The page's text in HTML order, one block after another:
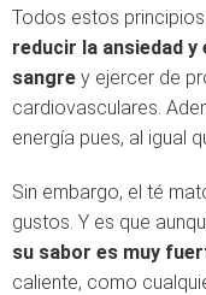
Todos estos
reducir la ansiedad
sangre y ejercer de
cardiovasculares.
energía pues, al igual
Sin embargo, el té
gustos. Y es que
su sabor es muy
caliente, como